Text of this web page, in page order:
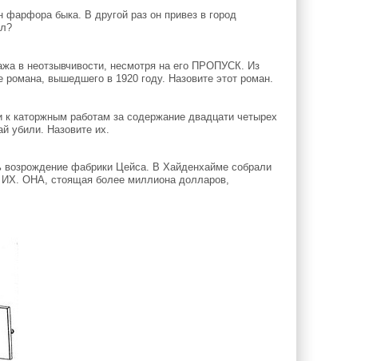
быка. В другой раз он привез в город
в неотзывчивости, несмотря на его ПРОПУСК. Из
вышедшего в 1920 году. Назовите этот роман.
каторжным работам за содержание двадцати четырех
убили. Назовите их.
фабрики Цейса. В Хайденхайме собрали
ИХ. ОНА, стоящая более миллиона долларов,